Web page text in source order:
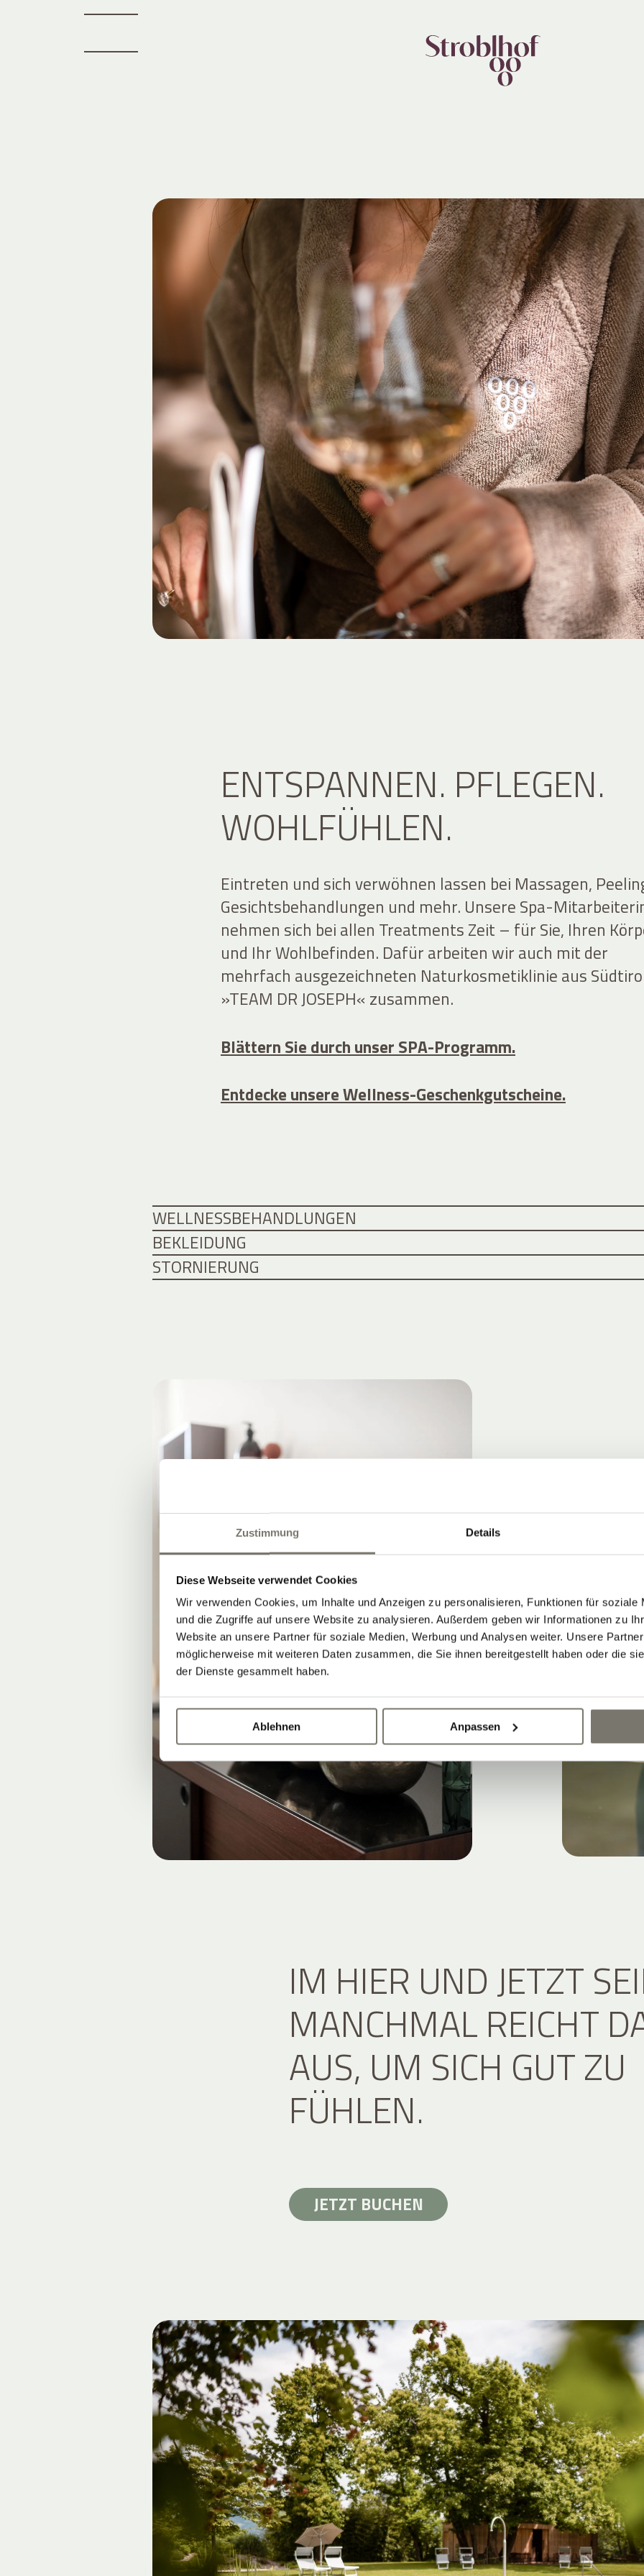
Zustimmung Details
Diese Webseite verwendet Cookies
Wir verwenden Cookies, um Inhalte und Anzeigen zu personalisieren, Funktionen für soziale
und die Zugriffe auf unsere Website zu analysieren. Außerdem geben wir Informationen zu
Website an unsere Partner für soziale Medien, Werbung und Analysen weiter. Unsere
möglicherweise mit weiteren Daten zusammen, die Sie ihnen bereitgestellt haben oder die
der Dienste gesammelt haben.
Ablehnen Anpassen
ENTSPANNEN. PFLEGEN.
WOHLFÜHLEN.
Eintreten und sich verwöhnen lassen bei Massagen,
Gesichtsbehandlungen und mehr. Unsere Spa-
nehmen sich bei allen Treatments Zeit – für Sie, Ihren
und Ihr Wohlbefinden. Dafür arbeiten wir auch mit der
mehrfach ausgezeichneten Naturkosmetiklinie aus
»TEAM DR JOSEPH« zusammen.
Blättern Sie durch unser SPA-Programm.
Entdecke unsere Wellness-Geschenkgutscheine.
WELLNESSBEHANDLUNGEN
BEKLEIDUNG
STORNIERUNG
IM HIER UND JETZT
MANCHMAL REICHT
AUS, UM SICH GUT ZU
FÜHLEN.
JETZT BUCHEN